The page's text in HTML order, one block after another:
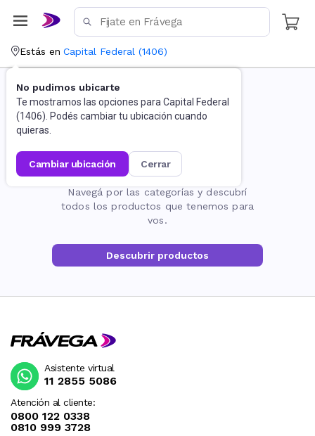
Estás en Capital Federal (1406)
No pudimos ubicarte
Te mostramos las opciones para Capital Federal
(1406). Podés cambiar tu ubicación cuando
quieras.
cambiar ubicación cerrar
La página no existe
Navegá por las categorías y descubrí
todos los productos que tenemos para
vos.
Descubrir productos
Atención al cliente:
0800 122 0338
0810 999 3728
Asistente virtual
11 2855 5086